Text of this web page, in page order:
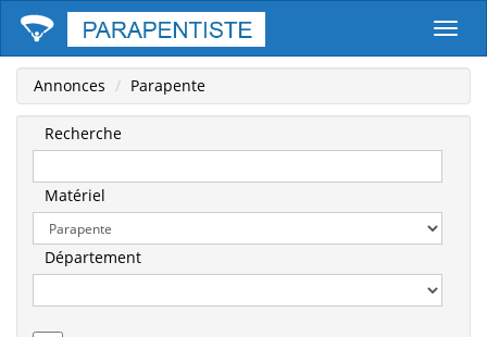
Annonces Parapente
Recherche
Matériel
Département